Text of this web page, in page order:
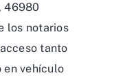
46980
los notarios
tanto
en vehículo